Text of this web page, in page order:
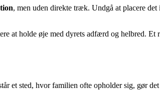
, men uden direkte træk. Undgå at placere
at holde øje med dyrets adfærd og helbred.
et sted, hvor familien ofte opholder sig, gør